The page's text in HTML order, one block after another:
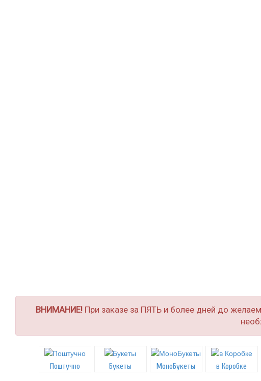
ВНИМАНИЕ! При заказе за ПЯТЬ и более дней до
Поштучно Букеты МоноБукеты в Коробке